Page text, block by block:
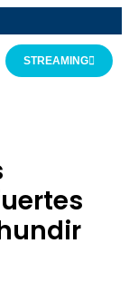
STREAMING